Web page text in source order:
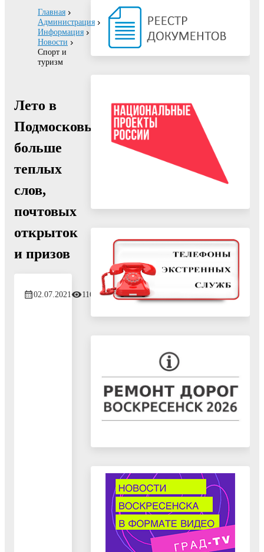
Главная
Администрация
Информация
Новости
Спорт и
туризм
Лето в
Подмосковье:
больше
теплых
слов,
почтовых
открыток
и призов
02.07.2021 1167